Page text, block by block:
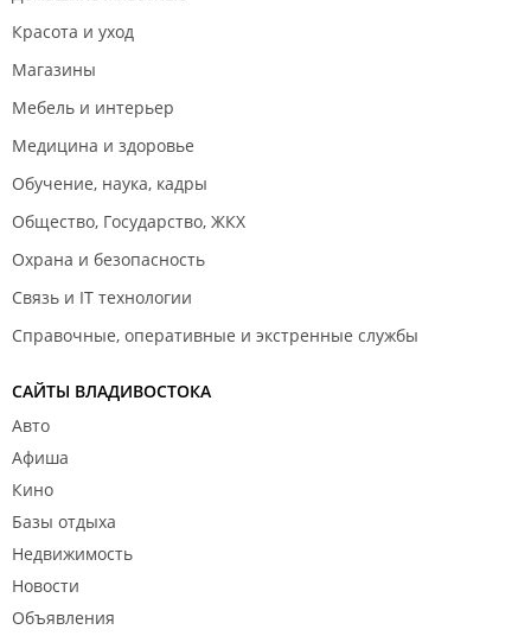
Красота и уход
Магазины
Мебель и интерьер
Медицина и здоровье
Обучение, наука, кадры
Общество, Государство, ЖКХ
Охрана и безопасность
Связь и IT технологии
Справочные, оперативные и экстренные службы
САЙТЫ ВЛАДИВОСТОКА
Авто
Афиша
Кино
Базы отдыха
Недвижимость
Новости
Объявления